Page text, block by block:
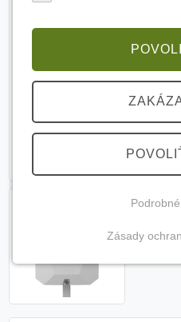
Tieto cookies sú
Zásady